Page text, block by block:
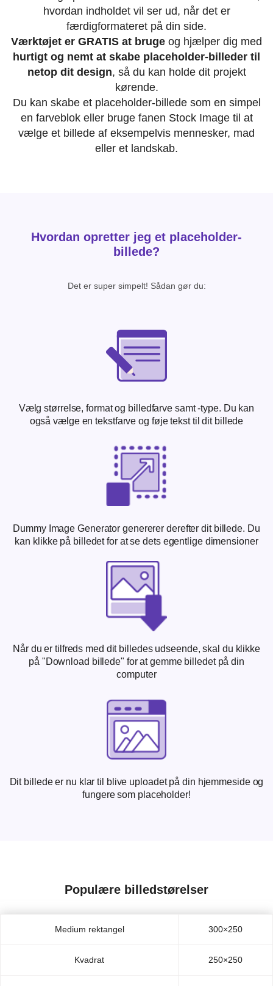
hvordan indholdet vil ser ud, når det er
færdigformateret på din side.
Værktøjet er GRATIS at bruge og hjælper dig med
hurtigt og nemt at skabe placeholder-billeder til
netop dit design, så du kan holde dit projekt
kørende.
Du kan skabe et placeholder-billede som en simpel
en farveblok eller bruge fanen Stock Image til at
vælge et billede af eksempelvis mennesker, mad
eller et landskab.
Hvordan opretter jeg et placeholder-
billede?
Det er super simpelt! Sådan gør du:
Vælg størrelse, format og billedfarve samt -type. Du kan
også vælge en tekstfarve og føje tekst til dit billede
Dummy Image Generator genererer derefter dit billede. Du
kan klikke på billedet for at se dets egentlige dimensioner
Når du er tilfreds med dit billedes udseende, skal du klikke
på "Download billede" for at gemme billedet på din
computer
Dit billede er nu klar til blive uploadet på din hjemmeside og
fungere som placeholder!
Populære billedstørelser
Medium rektangel 300×250
Kvadrat 250×250